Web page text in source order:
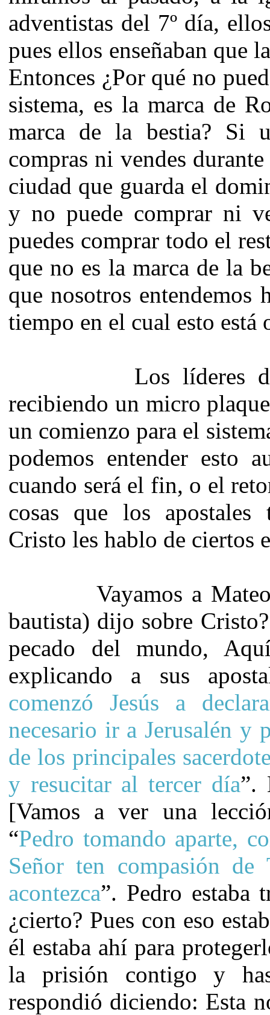
adventistas del 7º día,
pues ellos enseñaban que
Entonces ¿Por qué no
sistema, es la marca de
marca de la bestia? Si
compras ni vendes
ciudad que guarda el
y no puede comprar ni
puedes comprar todo el
que no es la marca de la
que nosotros entendemos
tiempo en el cual esto está
Los líderes del
recibiendo un micro
un comienzo para el
podemos entender esto
cuando será el fin, o el
cosas que los
Cristo les hablo de ciertos
Vayamos a
bautista) dijo sobre
pecado del mundo,
explicando a sus
comenzó Jesús a
necesario ir a Jerusalén y
de los principales
y resucitar al tercer día”.
[Vamos a ver una
“Pedro tomando aparte,
Señor ten compasión
acontezca”. Pedro estaba
¿cierto? Pues con eso
él estaba ahí para
la prisión contigo y
respondió diciendo: Esta